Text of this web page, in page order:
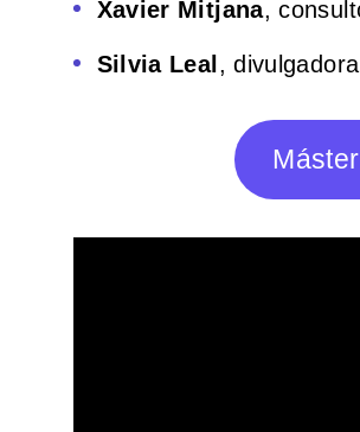
Xavier Mitjana,
Silvia Leal ,